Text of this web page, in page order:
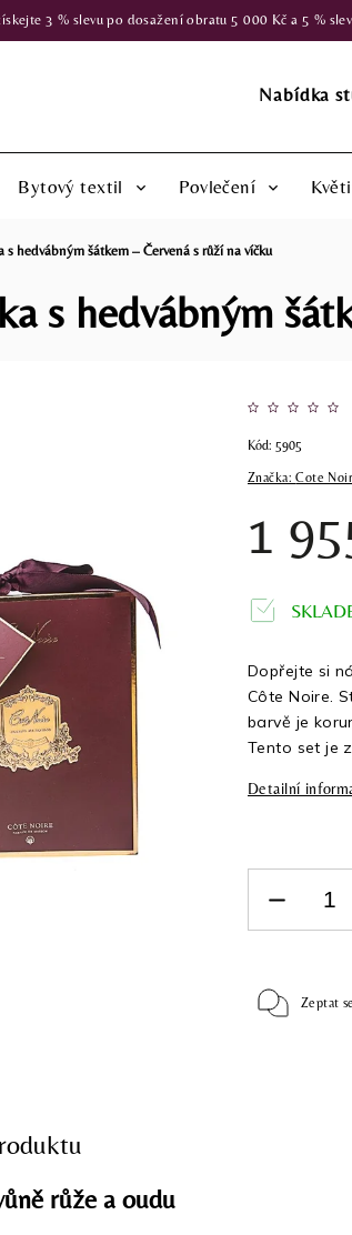
Nabídka
Bytový textil Povlečení
3 % slevu po dosažení obratu 5 000 Kč a 5 %
hedvábným šátkem – Červená s růží na víčku
s hedvábným
Značka:Cote
1
Kód: 5905
Dopřejte si
Côte Noire.
barvě je
Tento set je
Detailní
Zeptat se
růže a oudu